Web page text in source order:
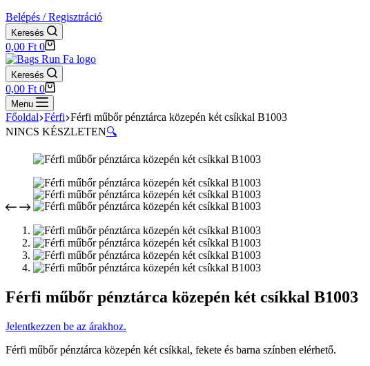
Belépés / Regisztráció
Keresés
Shopping
cart
0,00 Ft 0
Keresés
Shopping
cart
0,00 Ft 0
Menu
Főoldal Férfi Férfi műbőr pénztárca közepén két csíkkal B1003
NINCS KÉSZLETEN🔍
Férfi műbőr pénztárca közepén két csíkkal B1003
Jelentkezzen be az árakhoz.
Férfi műbőr pénztárca közepén két csíkkal, fekete és barna színben elérhető.